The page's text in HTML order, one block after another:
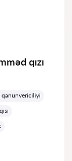
qızı
qanunvericiliyi